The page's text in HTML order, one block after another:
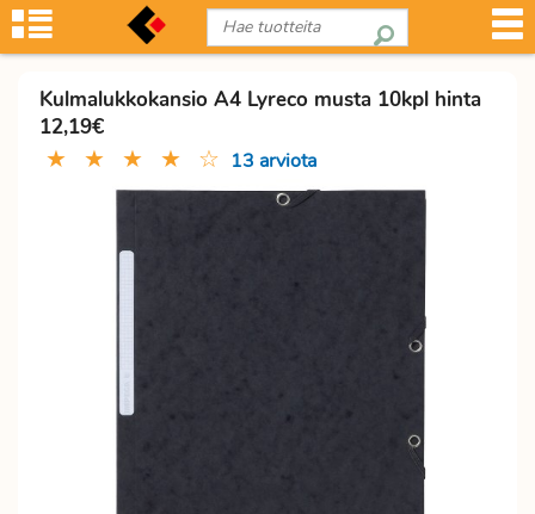
Kulmalukkokansio A4 Lyreco musta 10kpl hinta
12,19€
★ ★ ★ ★ ☆ 13 arviota